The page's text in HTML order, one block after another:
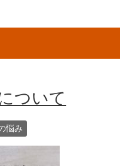
ついて
悩み